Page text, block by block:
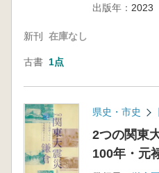
出版年： 2023
新刊 在庫なし
古書 1点
県史・市史
2つの関東
100年・元